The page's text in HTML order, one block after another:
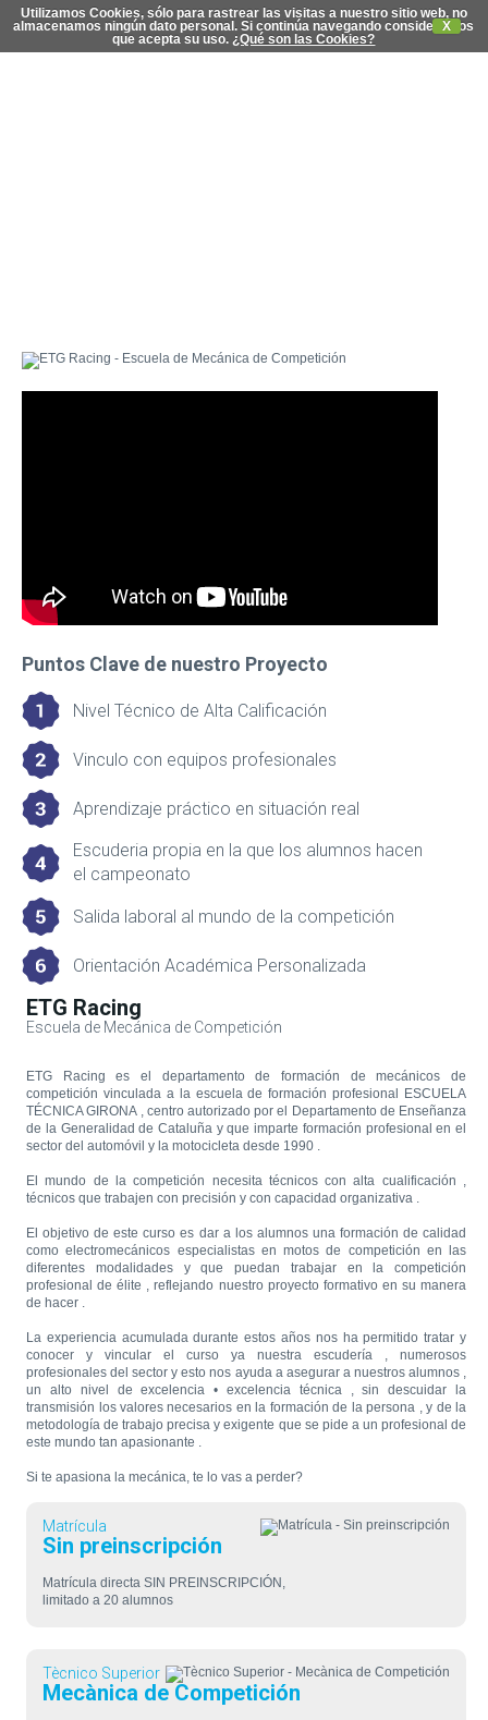
Utilizamos Cookies, sólo para rastrear las visitas a nuestro sitio web, no
almacenamos ningún dato personal. Si continúa navegando consideramos
que acepta su uso.
X
¿Qué son las Cookies?
Puntos Clave de nuestro Proyecto
Nivel Técnico de Alta Calificación
Vinculo con equipos profesionales
Aprendizaje práctico en situación real
Escuderia propia en la que los alumnos hacen
el campeonato
Salida laboral al mundo de la competición
Orientación Académica Personalizada
ETG Racing
Escuela de Mecánica de Competición
ETG Racing es el departamento de formación de mecánicos de
competición vinculada a la escuela de formación profesional ESCUELA
TÉCNICA GIRONA , centro autorizado por el Departamento de Enseñanza
de la Generalidad de Cataluña y que imparte formación profesional en el
sector del automóvil y la motocicletadesde 1990 .
El mundo de la competición necesita técnicos con alta cualificación ,
técnicos que trabajen con precisión y con capacidad organizativa .
El objetivo de este curso es dar a los alumnos una formación de calidad
como electromecánicos especialistas en motos de competición en las
diferentes modalidades y que puedan trabajar en la competición
profesional de élite , reflejando nuestro proyecto formativo en su manera
de hacer .
La experiencia acumulada durante estos años nos ha permitido tratar y
conocer y vincular el curso ya nuestra escudería , numerosos
profesionales del sector y esto nos ayuda a asegurar a nuestros alumnos ,
un alto nivel de excelencia • excelencia técnica , sin descuidar la
transmisión los valores necesarios en la formación de la persona , y de la
metodología de trabajo precisa y exigente que se pide a un profesional de
este mundo tan apasionante .
Si te apasiona la mecánica, te lo vas a perder?
Matrícula
Sin preinscripción
Matrícula directa SIN PREINSCRIPCIÓN,
limitado a 20 alumnos
Tècnico Superior
Mecànica de Competición